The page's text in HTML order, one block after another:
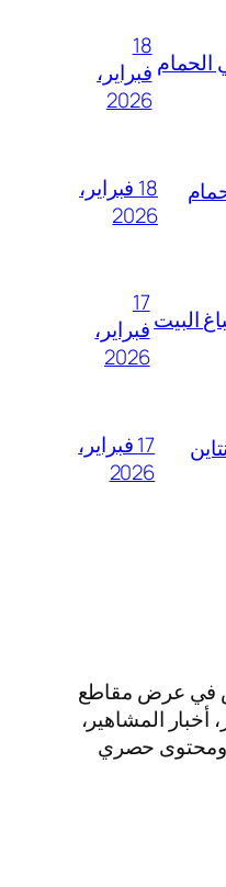
الحمام
18
فبراير،
2026
18 فبراير،
2026
البيت
17
فبراير،
2026
17 فبراير،
2026
في عرض مقاطع
أخبار المشاهير،
ومحتوى حصري